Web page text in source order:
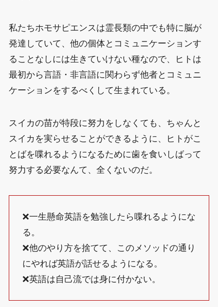
私たちホモサピエンスは霊長類の中でも特に脳が
発達していて、他の個体とコミュニケーションす
ることなしには生きていけない種なので、ヒトは
最初から言語・非言語に関わらず他者とコミュニ
ケーションをするべくして生まれている。
スイカの苗が特段に努力をしなくても、ちゃんと
スイカを実らせることができるように、ヒトがこ
とばを喋れるようになるために歯を食いしばって
努力する必要なんて、全くないのだ。
❌一生懸命英語を勉強したら喋れるようにな
る。
❌他のやり方を捨てて、このメソッドの通り
にやれば英語が話せるようになる。
❌英語は自己流では身に付かない。